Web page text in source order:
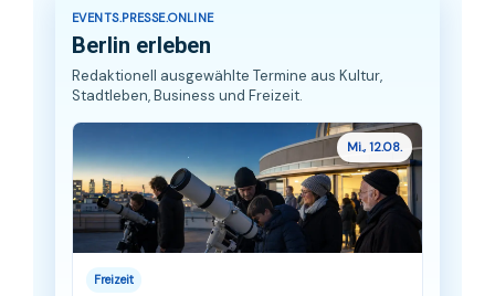
EVENTS.PRESSE.ONLINE
Berlin erleben
Redaktionell ausgewählte Termine aus Kultur,
Stadtleben, Business und Freizeit.
Mi., 12.08.
Freizeit